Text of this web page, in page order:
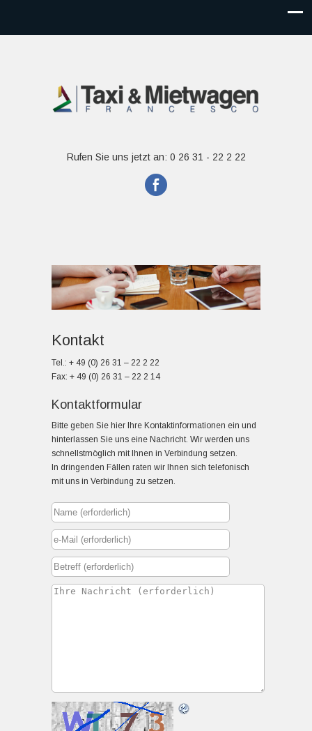
Rufen Sie uns jetzt an: 0 26 31 - 22 2 22
Kontakt
Tel.: + 49 (0) 26 31 – 22 2 22
Fax: + 49 (0) 26 31 – 22 2 14
Kontaktformular
Bitte geben Sie hier Ihre Kontaktinformationen ein und
hinterlassen Sie uns eine Nachricht. Wir werden uns
schnellstmöglich mit Ihnen in Verbindung setzen.
In dringenden Fällen raten wir Ihnen sich telefonisch
mit uns in Verbindung zu setzen.